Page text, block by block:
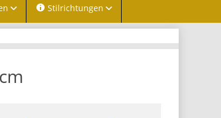
Stilrichtungen